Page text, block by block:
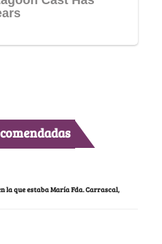
la que estaba María Fda. Carrascal,